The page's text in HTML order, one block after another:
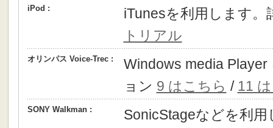
iPod :
iTunesを利用します
トリアル
オリンパス Voice-Trec :
Windows media
ョン 9 はこちら / 11
SONY Walkman :
SonicStageなどを利